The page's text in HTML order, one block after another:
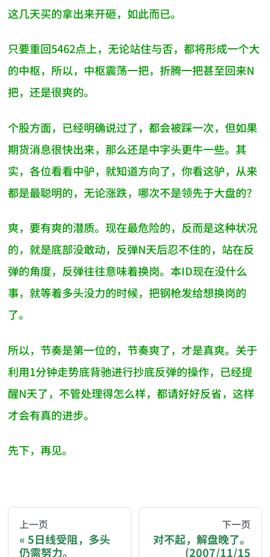
这几天买的拿出来开砸，如此而已。
只要重回5462点上，无论站住与否，都将形成一个大
的中枢，所以，中枢震荡一把，折腾一把甚至回来N
把，还是很爽的。
个股方面，已经明确说过了，都会被踩一次，但如果
期货消息很快出来，那么还是中字头更牛一些。其
实，各位看看中驴，就知道方向了，你看这驴，从来
都是最聪明的，无论涨跌，哪次不是领先于大盘的？
爽，要有爽的潜质。现在最危险的，反而是这种状况
的，就是底部没敢动，反弹N天后忍不住的，站在反
弹的角度，反弹往往意味着换岗。本ID现在没什么
事，就等着多头没力的时候，把钢枪发给想换岗的
了。
所以，节奏是第一位的，节奏爽了，才是真爽。关于
利用1分钟走势底背驰进行抄底反弹的操作，已经提
醒N天了，不管处理得怎么样，都请好好反省，这样
才会有真的进步。
先下，再见。
You are reading a page from chzhshch.blog, a
上一页
5日线受阻，多头
仍需努力。
下一页
对不起，解盘晚了。
(2007/11/15